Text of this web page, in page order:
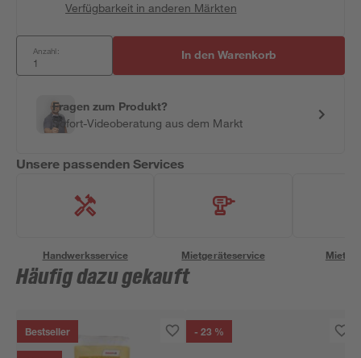
Verfügbarkeit in anderen Märkten
Anzahl: In den Warenkorb
Fragen zum Produkt?
Sofort-Videoberatung aus dem Markt
Unsere passenden Services
Handwerksservice Mietgeräteservice
Häufig dazu gekauft
Bestseller - 23 %